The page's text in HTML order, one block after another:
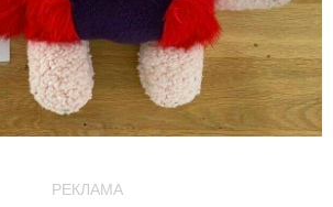
РЕКЛАМА